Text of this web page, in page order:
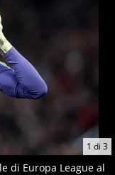
1 di 3
di Europa League al